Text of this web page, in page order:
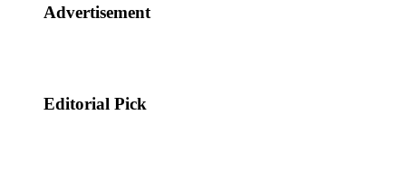
Advertisement
Editorial Pick